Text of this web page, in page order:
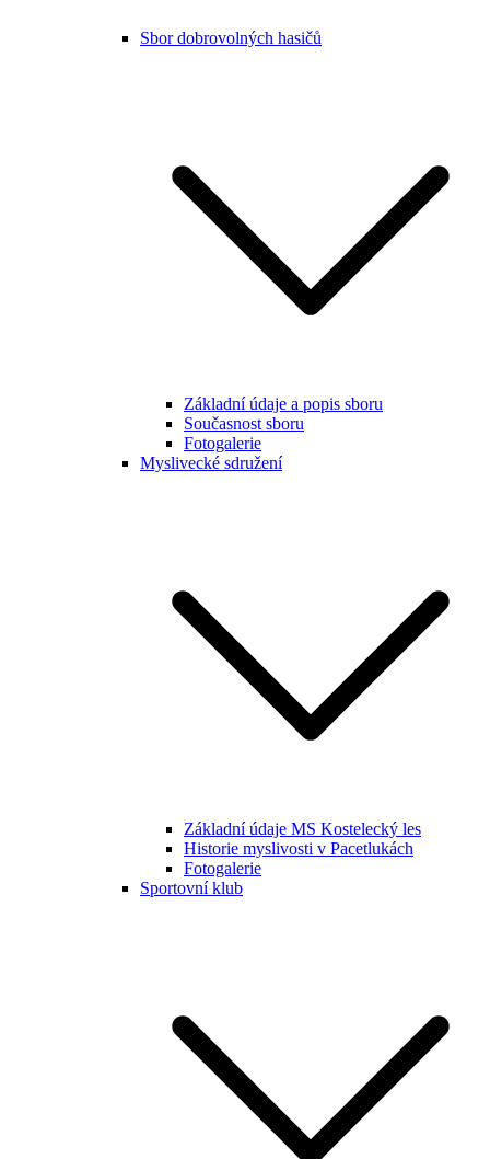
Sbor dobrovolných hasičů
Základní údaje a popis sboru
Současnost sboru
Fotogalerie
Myslivecké sdružení
Základní údaje MS Kostelecký les
Historie myslivosti v Pacetlukách
Fotogalerie
Sportovní klub